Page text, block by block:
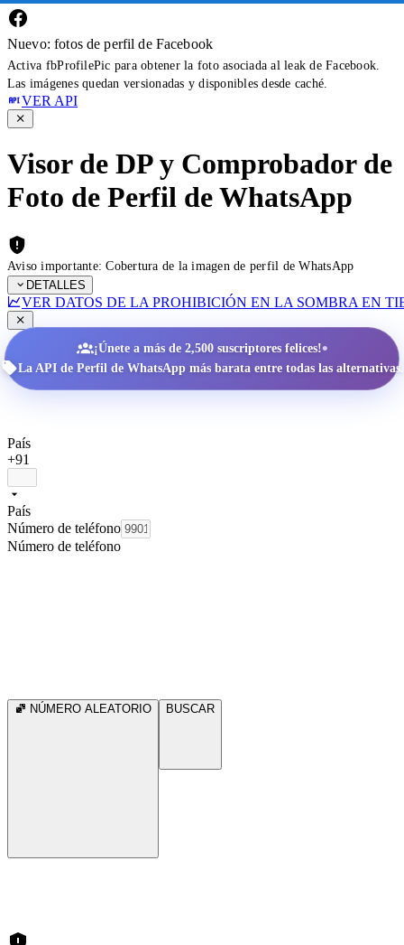
Nuevo: fotos de perfil de Facebook
Activa fbProfilePic para obtener la foto asociada al leak de Facebook.
Las imágenes quedan versionadas y disponibles desde caché.
VER API
Visor de DP y Comprobador de
Foto de Perfil de WhatsApp
Aviso importante: Cobertura de la imagen de perfil de WhatsApp
DETALLES
VER DATOS DE LA PROHIBICIÓN EN LA SOMBRA EN
¡Únete a más de 2,500 suscriptores felices!•
La API de Perfil de WhatsApp más barata entre todas las alternativas.
País
+91
País
Número de teléfono
Número de teléfono
NÚMERO ALEATORIO BUSCAR